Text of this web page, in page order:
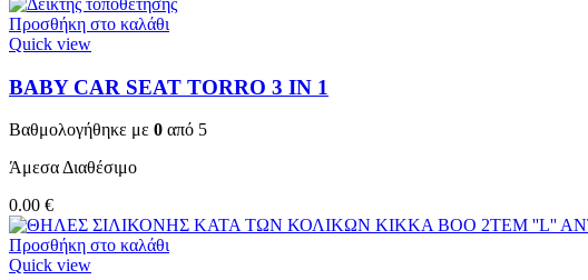
Προσθήκη στο καλάθι
Quick view
BABY CAR SEAT TORRO 3 ΙΝ 1
Βαθμολογήθηκε με 0 από 5
Άμεσα Διαθέσιμο
0.00 €
Προσθήκη στο καλάθι
Quick view